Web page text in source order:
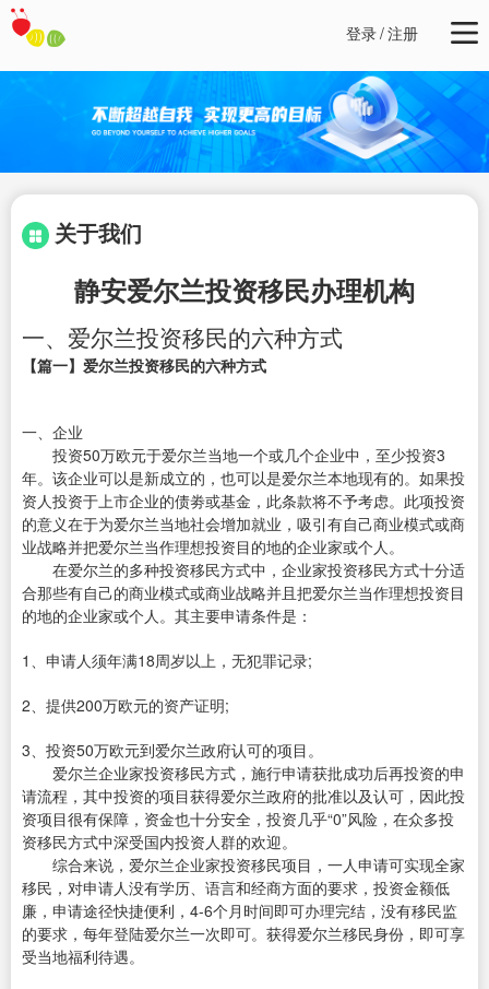
登录/注册
关于我们
静安爱尔兰投资移民办理机构
一、爱尔兰投资移民的六种方式
【篇一】爱尔兰投资移民的六种方式
一、企业
投资50万欧元于爱尔兰当地一个或几个企业中，至少投资3
年。该企业可以是新成立的，也可以是爱尔兰本地现有的。如果投
资人投资于上市企业的债劵或基金，此条款将不予考虑。此项投资
的意义在于为爱尔兰当地社会增加就业，吸引有自己商业模式或商
业战略并把爱尔兰当作理想投资目的地的企业家或个人。
在爱尔兰的多种投资移民方式中，企业家投资移民方式十分适
合那些有自己的商业模式或商业战略并且把爱尔兰当作理想投资目
的地的企业家或个人。其主要申请条件是：
1、申请人须年满18周岁以上，无犯罪记录;
2、提供200万欧元的资产证明;
3、投资50万欧元到爱尔兰政府认可的项目。
爱尔兰企业家投资移民方式，施行申请获批成功后再投资的申
请流程，其中投资的项目获得爱尔兰政府的批准以及认可，因此投
资项目很有保障，资金也十分安全，投资几乎“0”风险，在众多投
资移民方式中深受国内投资人群的欢迎。
综合来说，爱尔兰企业家投资移民项目，一人申请可实现全家
移民，对申请人没有学历、语言和经商方面的要求，投资金额低
廉，申请途径快捷便利，4-6个月时间即可办理完结，没有移民监
的要求，每年登陆爱尔兰一次即可。获得爱尔兰移民身份，即可享
受当地福利待遇。